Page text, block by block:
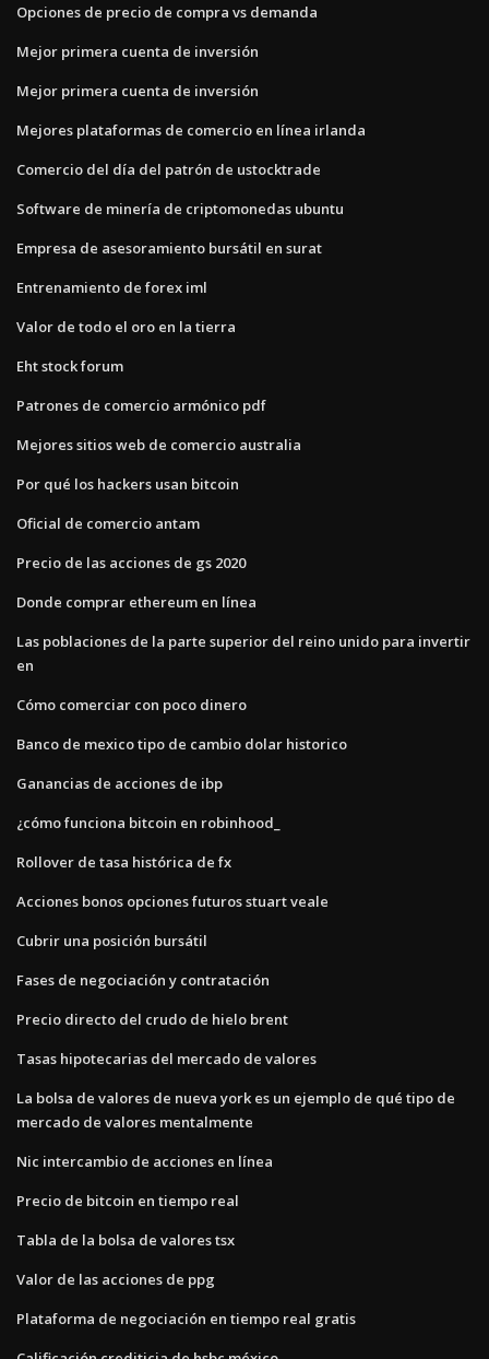
Opciones de precio de compra vs demanda
Mejor primera cuenta de inversión
Mejor primera cuenta de inversión
Mejores plataformas de comercio en línea irlanda
Comercio del día del patrón de ustocktrade
Software de minería de criptomonedas ubuntu
Empresa de asesoramiento bursátil en surat
Entrenamiento de forex iml
Valor de todo el oro en la tierra
Eht stock forum
Patrones de comercio armónico pdf
Mejores sitios web de comercio australia
Por qué los hackers usan bitcoin
Oficial de comercio antam
Precio de las acciones de gs 2020
Donde comprar ethereum en línea
Las poblaciones de la parte superior del reino unido para invertir
en
Cómo comerciar con poco dinero
Banco de mexico tipo de cambio dolar historico
Ganancias de acciones de ibp
¿cómo funciona bitcoin en robinhood_
Rollover de tasa histórica de fx
Acciones bonos opciones futuros stuart veale
Cubrir una posición bursátil
Fases de negociación y contratación
Precio directo del crudo de hielo brent
Tasas hipotecarias del mercado de valores
La bolsa de valores de nueva york es un ejemplo de qué tipo de
mercado de valores mentalmente
Nic intercambio de acciones en línea
Precio de bitcoin en tiempo real
Tabla de la bolsa de valores tsx
Valor de las acciones de ppg
Plataforma de negociación en tiempo real gratis